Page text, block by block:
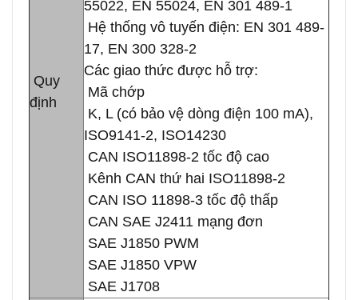
Quy
định
55022, EN 55024, EN 301 489-1
Hệ thống vô tuyến điện: EN 301 489-
17, EN 300 328-2
Các giao thức được hỗ trợ:
Mã chớp
K, L (có bảo vệ dòng điện 100 mA),
ISO9141-2, ISO14230
CAN ISO11898-2 tốc độ cao
Kênh CAN thứ hai ISO11898-2
CAN ISO 11898-3 tốc độ thấp
CAN SAE J2411 mạng đơn
SAE J1850 PWM
SAE J1850 VPW
SAE J1708